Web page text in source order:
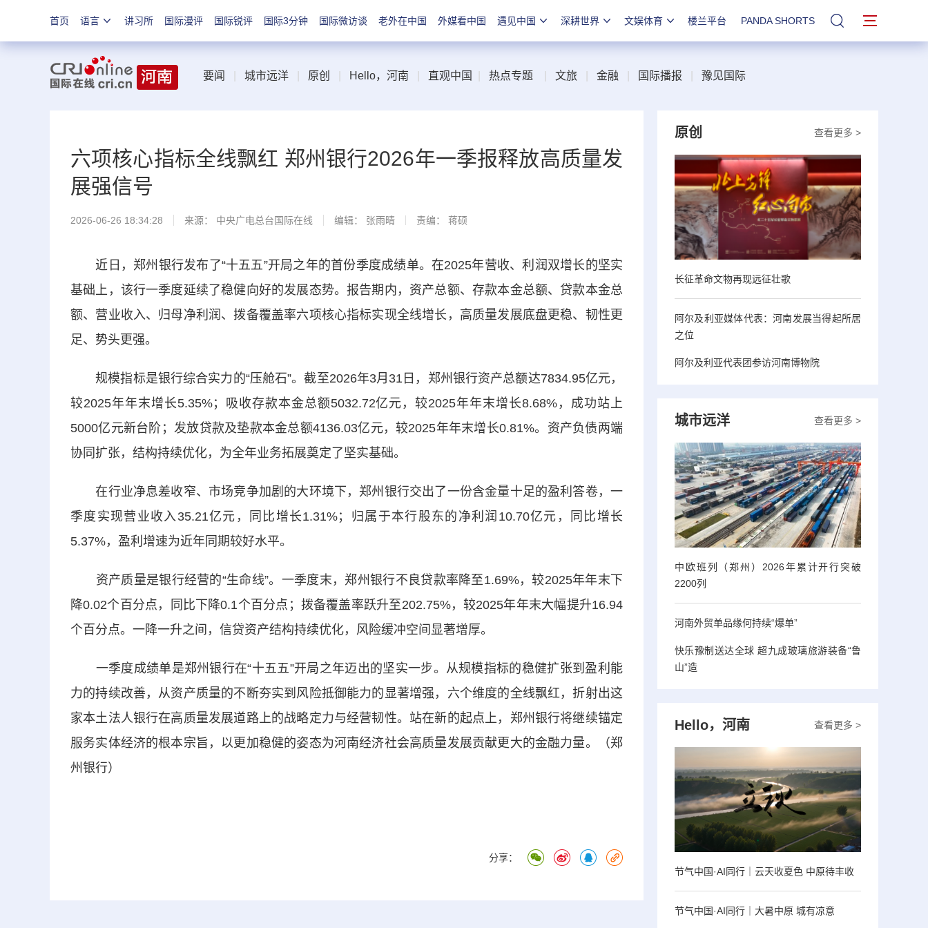
首页 语言 讲习所 国际漫评 国际锐评 国际3分钟 国际微访谈 老外在中国 外媒看中国 遇见中国 深耕世界 文娱体育 楼兰平台 PANDA SHORTS 站内搜索
要闻 城市远洋 原创 Hello，河南 直观中国 热点专题 文旅 金融 国际播报 豫见国际
六项核心指标全线飘红 郑州银行2026年一季报释放高质量发
展强信号
2026-06-26 18:34:28 来源： 中央广电总台国际在线 编辑： 张雨晴 责编： 蒋硕
近日，郑州银行发布了“十五五”开局之年的首份季度成绩单。在2025年营收、利润双增长的坚实
基础上，该行一季度延续了稳健向好的发展态势。报告期内，资产总额、存款本金总额、贷款本金总
额、营业收入、归母净利润、拨备覆盖率六项核心指标实现全线增长，高质量发展底盘更稳、韧性更
足、势头更强。
规模指标是银行综合实力的“压舱石”。截至2026年3月31日，郑州银行资产总额达7834.95亿元，
较2025年年末增长5.35%；吸收存款本金总额5032.72亿元，较2025年年末增长8.68%，成功站上
5000亿元新台阶；发放贷款及垫款本金总额4136.03亿元，较2025年年末增长0.81%。资产负债两端
协同扩张，结构持续优化，为全年业务拓展奠定了坚实基础。
在行业净息差收窄、市场竞争加剧的大环境下，郑州银行交出了一份含金量十足的盈利答卷，一
季度实现营业收入35.21亿元，同比增长1.31%；归属于本行股东的净利润10.70亿元，同比增长
5.37%，盈利增速为近年同期较好水平。
资产质量是银行经营的“生命线”。一季度末，郑州银行不良贷款率降至1.69%，较2025年年末下
降0.02个百分点，同比下降0.1个百分点；拨备覆盖率跃升至202.75%，较2025年年末大幅提升16.94
个百分点。一降一升之间，信贷资产结构持续优化，风险缓冲空间显著增厚。
一季度成绩单是郑州银行在“十五五”开局之年迈出的坚实一步。从规模指标的稳健扩张到盈利能
力的持续改善，从资产质量的不断夯实到风险抵御能力的显著增强，六个维度的全线飘红，折射出这
家本土法人银行在高质量发展道路上的战略定力与经营韧性。站在新的起点上，郑州银行将继续锚定
服务实体经济的根本宗旨，以更加稳健的姿态为河南经济社会高质量发展贡献更大的金融力量。（郑
州银行）
分享：
查看更多 >
原创
长征革命文物再现远征壮歌
阿尔及利亚媒体代表：河南发展当得起所居
之位
阿尔及利亚代表团参访河南博物院
查看更多 >
城市远洋
中欧班列（郑州）2026年累计开行突破
2200列
河南外贸单品缘何持续“爆单”
快乐豫制送达全球 超九成玻璃旅游装备“鲁
山”造
查看更多 >
Hello，河南
节气中国·AI同行｜云天收夏色 中原待丰收
节气中国·AI同行｜大暑中原 城有凉意